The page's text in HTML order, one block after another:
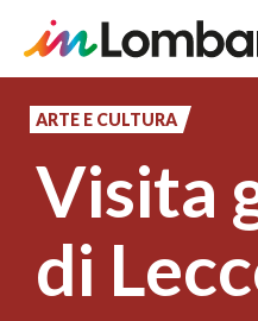
principale
ARTE E CULTURA
Visita
di